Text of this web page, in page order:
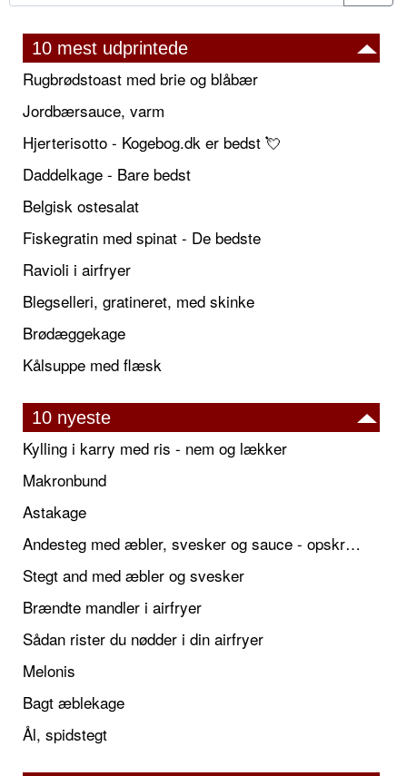
10 mest udprintede
Rugbrødstoast med brie og blåbær
Jordbærsauce, varm
Hjerterisotto - Kogebog.dk er bedst 💘
Daddelkage - Bare bedst
Belgisk ostesalat
Fiskegratin med spinat - De bedste
Ravioli i airfryer
Blegselleri, gratineret, med skinke
Brødæggekage
Kålsuppe med flæsk
10 nyeste
Kylling i karry med ris - nem og lækker
Makronbund
Astakage
Andesteg med æbler, svesker og sauce - opskrift også til jul
Stegt and med æbler og svesker
Brændte mandler i airfryer
Sådan rister du nødder i din airfryer
Melonis
Bagt æblekage
Ål, spidstegt